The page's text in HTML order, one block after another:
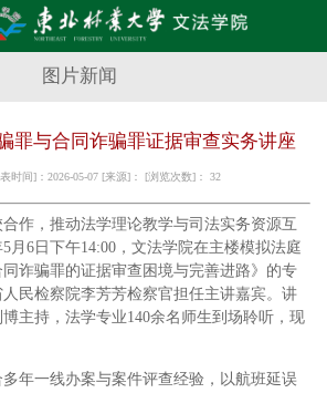
图片新闻
罪与合同诈骗罪证据审查实务讲座
时间]：2026-05-07 [来源]： [浏览次数]： 32
作，推动法学理论教学与司法实务资源互
月6日下午14:00，文法学院在主楼模拟法庭
诈骗罪的证据审查困境与完善进路》的专
民检察院李芳芳检察官担任主讲嘉宾。讲
主持，法学专业140余名师生到场聆听，现
年一线办案与案件评查经验，以航班延误